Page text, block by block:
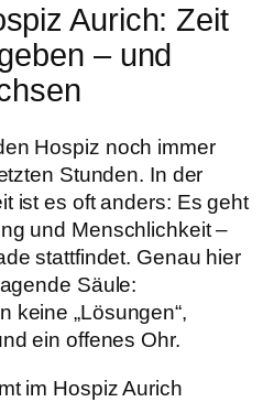
Aurich: Zeit
– und
Hospiz noch immer
Stunden. In der
ist es oft anders: Es geht
und Menschlichkeit –
stattfindet. Genau hier
Säule:
keine „Lösungen“,
ein offenes Ohr.
im Hospiz Aurich